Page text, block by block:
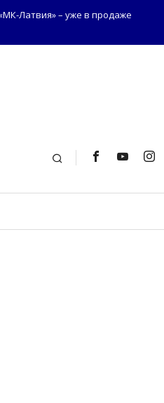
Латвия» – уже в продаже
Поиск